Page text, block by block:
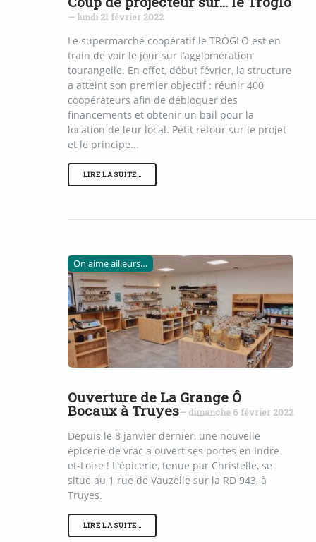
— lundi 21 février 2022
Le supermarché coopératif le TROGLO est en
train de voir le jour sur l’agglomération
tourangelle. En effet, début février, la structure
a atteint son premier objectif : réunir 400
coopérateurs afin de débloquer des
financements et obtenir un bail pour la
location de leur local. Petit retour sur le projet
et le principe...
LIRE LA SUITE…
On aime ailleurs…
Ouverture de La Grange Ô
Bocaux à Truyes— dimanche 6 février 2022
Depuis le 8 janvier dernier, une nouvelle
épicerie de vrac a ouvert ses portes en Indre-
et-Loire ! L'épicerie, tenue par Christelle, se
situe au 1 rue de Vauzelle sur la RD 943, à
Truyes.
LIRE LA SUITE…